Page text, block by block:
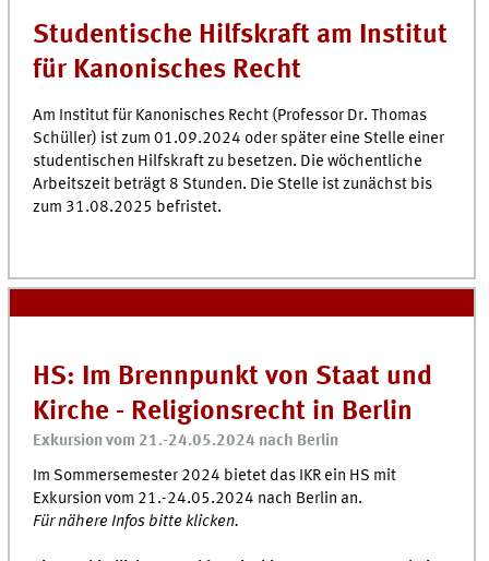
Studentische Hilfskraft am Institut
für Kanonisches Recht
Am Institut für Kanonisches Recht (Professor Dr. Thomas
Schüller) ist zum 01.09.2024 oder später eine Stelle einer
studentischen Hilfskraft zu besetzen. Die wöchentliche
Arbeitszeit beträgt 8 Stunden. Die Stelle ist zunächst bis
zum 31.08.2025 befristet.
HS: Im Brennpunkt von Staat und
Kirche - Religionsrecht in Berlin
Exkursion vom 21.-24.05.2024 nach Berlin
Im Sommersemester 2024 bietet das IKR ein HS mit
Exkursion vom 21.-24.05.2024 nach Berlin an.
Für nähere Infos bitte klicken.